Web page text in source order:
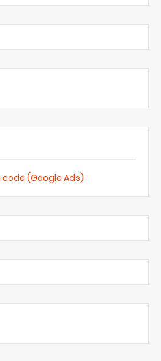
code (Google Ads)